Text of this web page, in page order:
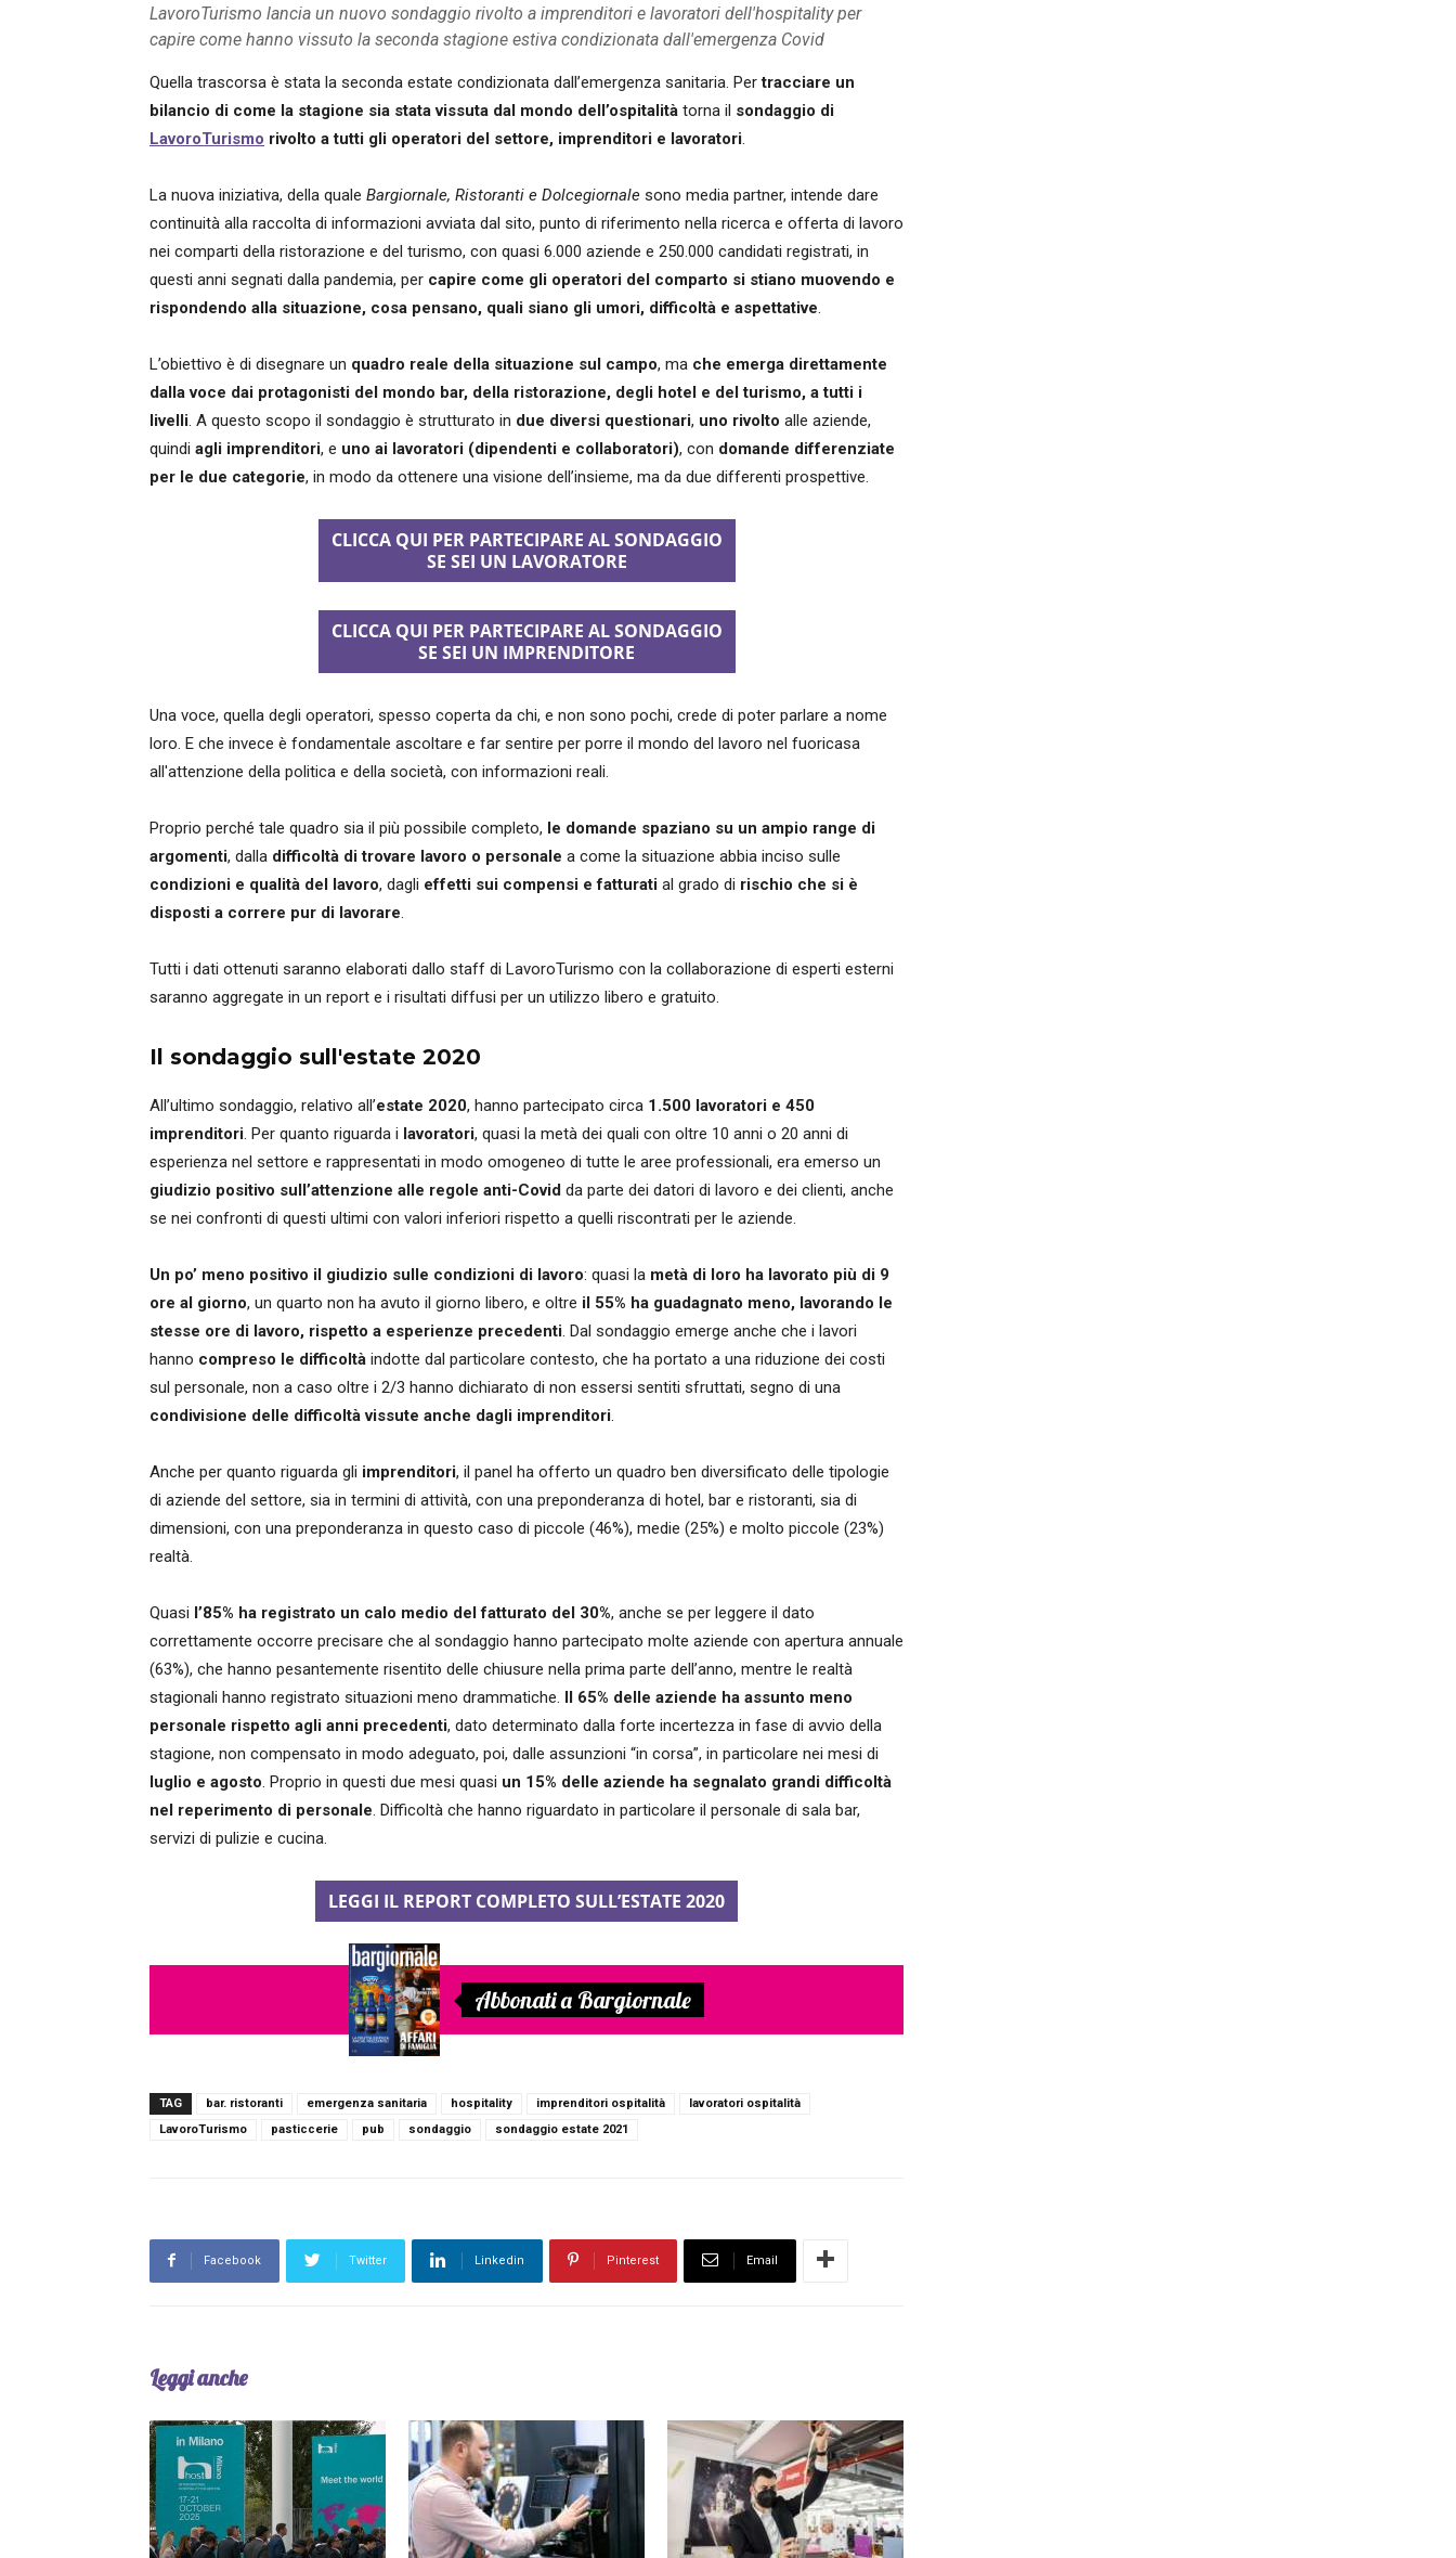
LavoroTurismo lancia un nuovo sondaggio rivolto a imprenditori e lavoratori dell'hospitality per
capire come hanno vissuto la seconda stagione estiva condizionata dall'emergenza Covid
Quella trascorsa è stata la seconda estate condizionata dall’emergenza sanitaria. Pertracciare un
bilancio di come la stagione sia stata vissuta dal mondo dell’ospitalità torna il sondaggio di
LavoroTurismo rivolto a tutti gli operatori del settore, imprenditori e lavoratori.
La nuova iniziativa, della quale Bargiornale, Ristoranti e Dolcegiornale sono media partner, intende dare
continuità alla raccolta di informazioni avviata dal sito, punto di riferimento nella ricerca e offerta di lavoro
nei comparti della ristorazione e del turismo, con quasi 6.000 aziende e 250.000 candidati registrati, in
questi anni segnati dalla pandemia, per capire come gli operatori del comparto si stiano muovendo e
rispondendo alla situazione, cosa pensano, quali siano gli umori, difficoltà e aspettative.
L’obiettivo è di disegnare un quadro reale della situazione sul campo, ma che emerga direttamente
dalla voce dai protagonisti del mondo bar, della ristorazione, degli hotel e del turismo, a tutti i
livelli. A questo scopo il sondaggio è strutturato in due diversi questionari, uno rivolto alle aziende,
quindi agli imprenditori, e uno ai lavoratori (dipendenti e collaboratori), con domande differenziate
per le due categorie, in modo da ottenere una visione dell’insieme, ma da due differenti prospettive.
CLICCA QUI PER PARTECIPARE AL SONDAGGIO
SE SEI UN LAVORATORE
CLICCA QUI PER PARTECIPARE AL SONDAGGIO
SE SEI UN IMPRENDITORE
Una voce, quella degli operatori, spesso coperta da chi, e non sono pochi, crede di poter parlare a nome
loro. E che invece è fondamentale ascoltare e far sentire per porre il mondo del lavoro nel fuoricasa
all'attenzione della politica e della società, con informazioni reali.
Proprio perché tale quadro sia il più possibile completo, le domande spaziano su un ampio range di
argomenti, dalla difficoltà di trovare lavoro o personale a come la situazione abbia inciso sulle
condizioni e qualità del lavoro, dagli effetti sui compensi e fatturati al grado di rischio che si è
disposti a correre pur di lavorare.
Tutti i dati ottenuti saranno elaborati dallo staff di LavoroTurismo con la collaborazione di esperti esterni
saranno aggregate in un report e i risultati diffusi per un utilizzo libero e gratuito.
Il sondaggio sull'estate 2020
All’ultimo sondaggio, relativo all’estate 2020, hanno partecipato circa 1.500 lavoratori e 450
imprenditori. Per quanto riguarda i lavoratori, quasi la metà dei quali con oltre 10 anni o 20 anni di
esperienza nel settore e rappresentati in modo omogeneo di tutte le aree professionali, era emerso un
giudizio positivo sull’attenzione alle regole anti-Covid da parte dei datori di lavoro e dei clienti, anche
se nei confronti di questi ultimi con valori inferiori rispetto a quelli riscontrati per le aziende.
Un po’ meno positivo il giudizio sulle condizioni di lavoro: quasi la metà di loro ha lavorato più di 9
ore al giorno, un quarto non ha avuto il giorno libero, e oltre il 55% ha guadagnato meno, lavorando le
stesse ore di lavoro, rispetto a esperienze precedenti. Dal sondaggio emerge anche che i lavori
hanno compreso le difficoltà indotte dal particolare contesto, che ha portato a una riduzione dei costi
sul personale, non a caso oltre i 2/3 hanno dichiarato di non essersi sentiti sfruttati, segno di una
condivisione delle difficoltà vissute anche dagli imprenditori.
Anche per quanto riguarda gli imprenditori, il panel ha offerto un quadro ben diversificato delle tipologie
di aziende del settore, sia in termini di attività, con una preponderanza di hotel, bar e ristoranti, sia di
dimensioni, con una preponderanza in questo caso di piccole (46%), medie (25%) e molto piccole (23%)
realtà.
Quasi l’85% ha registrato un calo medio del fatturato del 30%, anche se per leggere il dato
correttamente occorre precisare che al sondaggio hanno partecipato molte aziende con apertura annuale
(63%), che hanno pesantemente risentito delle chiusure nella prima parte dell’anno, mentre le realtà
stagionali hanno registrato situazioni meno drammatiche. Il 65% delle aziende ha assunto meno
personale rispetto agli anni precedenti, dato determinato dalla forte incertezza in fase di avvio della
stagione, non compensato in modo adeguato, poi, dalle assunzioni “in corsa”, in particolare nei mesi di
luglio e agosto. Proprio in questi due mesi quasi un 15% delle aziende ha segnalato grandi difficoltà
nel reperimento di personale. Difficoltà che hanno riguardato in particolare il personale di sala bar,
servizi di pulizie e cucina.
LEGGI IL REPORT COMPLETO SULL’ESTATE 2020
Abbonati a Bargiornale
TAG bar. ristoranti emergenza sanitaria hospitality imprenditori ospitalità
lavoratori ospitalità
LavoroTurismo
pasticcerie pub sondaggio sondaggio estate 2021
Facebook Twitter Linkedin Pinterest Email
Leggi anche